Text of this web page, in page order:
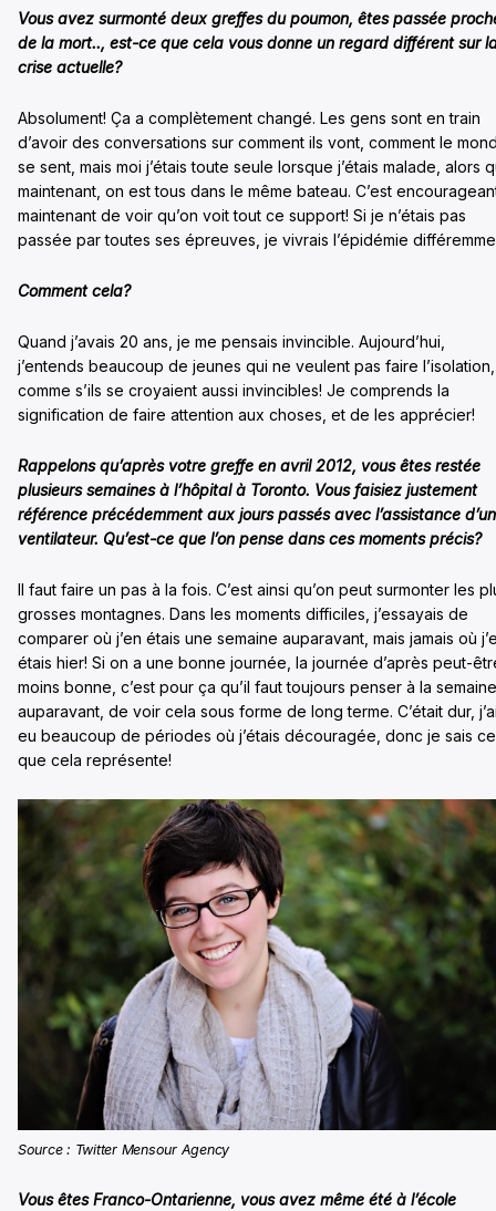
Vous avez surmonté deux greffes du poumon, êtes passée
de la mort.., est-ce que cela vous donne un regard différent sur
crise actuelle?
Absolument! Ça a complètement changé. Les gens sont en train
d’avoir des conversations sur comment ils vont, comment le
se sent, mais moi j’étais toute seule lorsque j’étais malade, alors
maintenant, on est tous dans le même bateau. C’est
maintenant de voir qu’on voit tout ce support! Si je n’étais pas
passée par toutes ses épreuves, je vivrais l’épidémie
Comment cela?
Quand j’avais 20 ans, je me pensais invincible. Aujourd’hui,
j’entends beaucoup de jeunes qui ne veulent pas faire l’isolation,
comme s’ils se croyaient aussi invincibles! Je comprends la
signification de faire attention aux choses, et de les apprécier!
Rappelons qu’après votre greffe en avril 2012, vous êtes restée
plusieurs semaines à l’hôpital à Toronto. Vous faisiez justement
référence précédemment aux jours passés avec l’assistance d’un
ventilateur. Qu’est-ce que l’on pense dans ces moments précis?
Il faut faire un pas à la fois. C’est ainsi qu’on peut surmonter les
grosses montagnes. Dans les moments difficiles, j’essayais de
comparer où j’en étais une semaine auparavant, mais jamais où
étais hier! Si on a une bonne journée, la journée d’après peut-
moins bonne, c’est pour ça qu’il faut toujours penser à la semaine
auparavant, de voir cela sous forme de long terme. C’était dur,
eu beaucoup de périodes où j’étais découragée, donc je sais ce
que cela représente!
Source : Twitter Mensour Agency
Vous êtes Franco-Ontarienne, vous avez même été à l’école